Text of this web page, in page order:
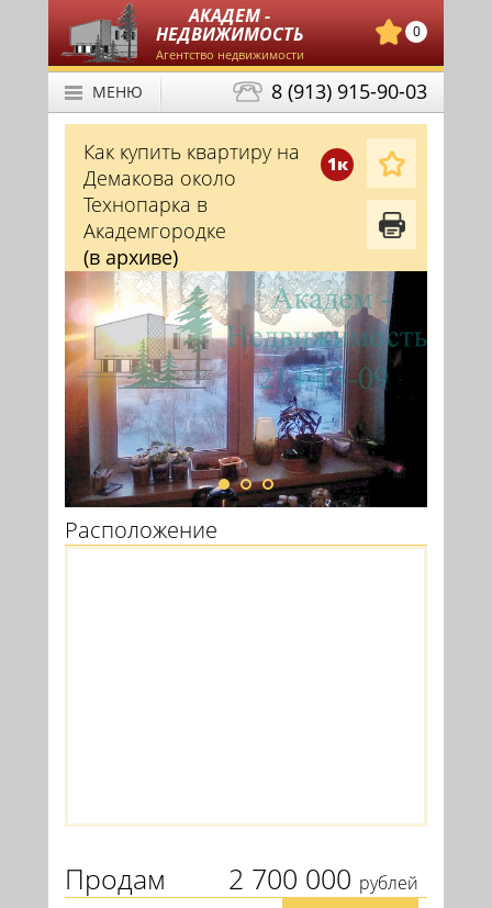
АКАДЕМ -
НЕДВИЖИМОСТЬ
Агентство недвижимости
0
8 (913) 915-90-03
МЕНЮ
1к
Как купить квартиру на
Демакова около
Технопарка в
Академгородке
(в архиве)
Расположение
2 700 000 рублей
Продам